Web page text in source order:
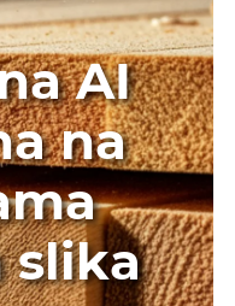
AI
na
slika